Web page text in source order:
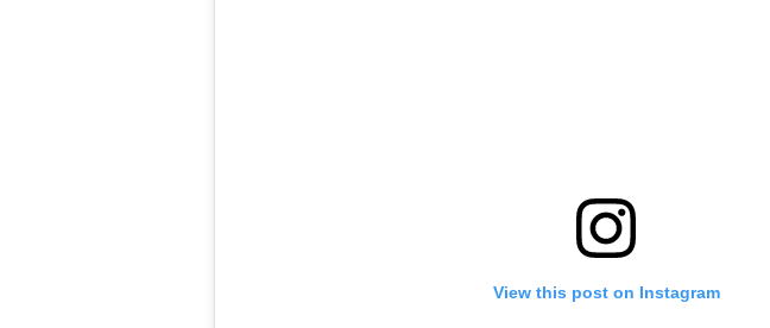
View this post on Instagram